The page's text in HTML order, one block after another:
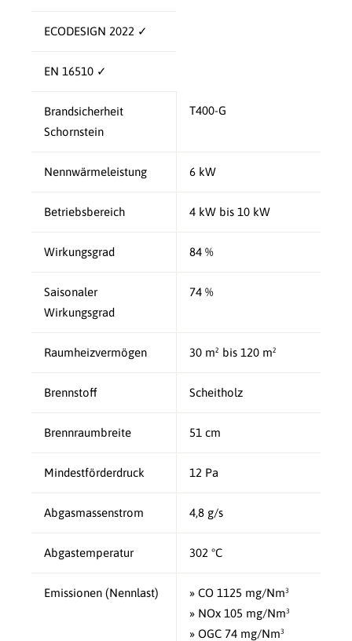
ECODESIGN 2022 ✓
EN 16510 ✓
Brandsicherheit
Schornstein
T400-G
Nennwärmeleistung 6 kW
Betriebsbereich 4 kW bis 10 kW
Wirkungsgrad 84 %
Saisonaler
Wirkungsgrad
74 %
Raumheizvermögen 30 m² bis 120 m²
Brennstoff Scheitholz
Brennraumbreite 51 cm
Mindestförderdruck 12 Pa
Abgasmassenstrom 4,8 g/s
Abgastemperatur 302 °C
Emissionen (Nennlast)
» CO 1125 mg/Nm³
» NOx 105 mg/Nm³
» OGC 74 mg/Nm³